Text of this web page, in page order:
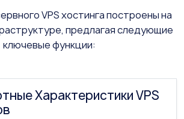
VPS хостинга построены на
предлагая следующие
ключевые функции:
Характеристики VPS